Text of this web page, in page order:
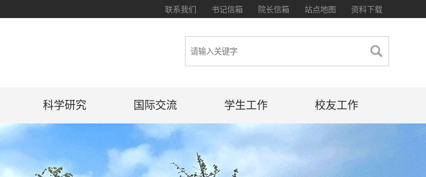
资料下载
站点地图
院长信箱
书记信箱
联系我们
科学研究 国际交流 学生工作 校友工作